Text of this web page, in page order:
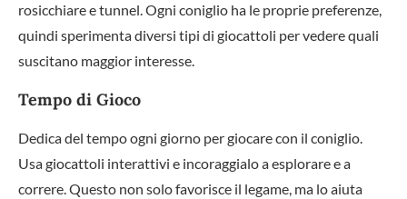
rosicchiare e tunnel. Ogni coniglio ha le proprie preferenze,
quindi sperimenta diversi tipi di giocattoli per vedere quali
suscitano maggior interesse.
Tempo di Gioco
Dedica del tempo ogni giorno per giocare con il coniglio.
Usa giocattoli interattivi e incoraggialo a esplorare e a
correre. Questo non solo favorisce il legame, ma lo aiuta